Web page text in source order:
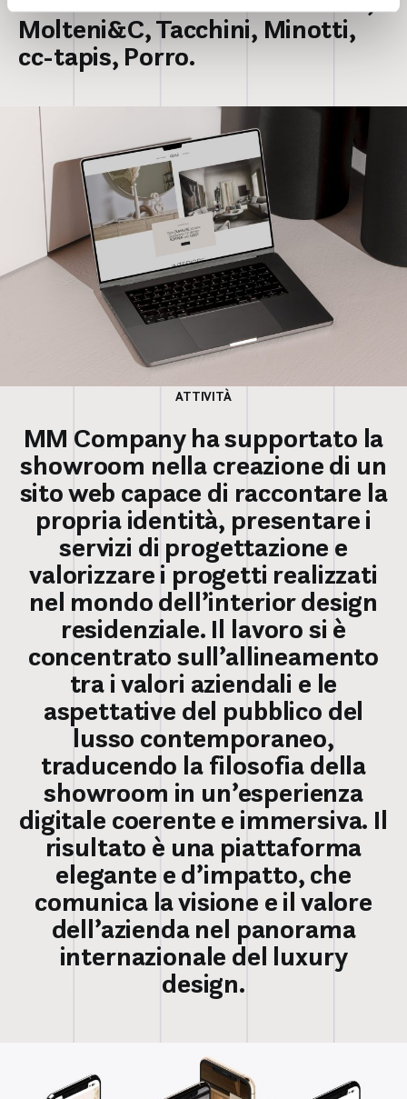
Molteni&C, Tacchini, Minotti,
cc-tapis, Porro.
ATTIVITÀ
MM Company ha supportato la
showroom nella creazione di un
sito web capace di raccontare la
propria identità, presentare i
servizi di progettazione e
valorizzare i progetti realizzati
nel mondo dell’interior design
residenziale. Il lavoro si è
concentrato sull’allineamento
tra i valori aziendali e le
aspettative del pubblico del
lusso contemporaneo,
traducendo la filosofia della
showroom in un’esperienza
digitale coerente e immersiva. Il
risultato è una piattaforma
elegante e d’impatto, che
comunica la visione e il valore
dell’azienda nel panorama
internazionale del luxury
design.